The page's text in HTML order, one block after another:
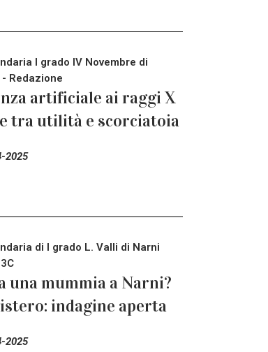
I grado IV Novembre di
Redazione
artificiale ai raggi X
tra utilità e scorciatoia
2025
di I grado L. Valli di Narni
una mummia a Narni?
indagine aperta
2025